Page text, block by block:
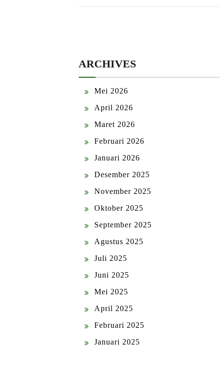
ARCHIVES
Mei 2026
April 2026
Maret 2026
Februari 2026
Januari 2026
Desember 2025
November 2025
Oktober 2025
September 2025
Agustus 2025
Juli 2025
Juni 2025
Mei 2025
April 2025
Februari 2025
Januari 2025